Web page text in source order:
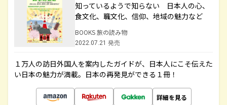
知っているようで知らない 日本人の心、
食文化、職文化、信仰、地域の魅力など
BOOKS 旅の読み物
2022.07.21 発売
１万人の訪日外国人を案内したガイドが、日本人にこそ伝えた
い日本の魅力が満載。日本の再発見ができる１冊！
詳細を見る